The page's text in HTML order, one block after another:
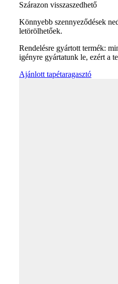
Szárazon visszaszedhető
Könnyebb szennyeződések
letörölhetőek.
Rendelésre gyártott termék:
igényre gyártatunk le, ezért a
Ajánlott tapétaragasztó